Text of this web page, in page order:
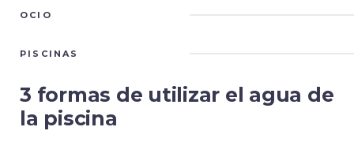
OCIO
PISCINAS
3 formas de utilizar el agua de
la piscina